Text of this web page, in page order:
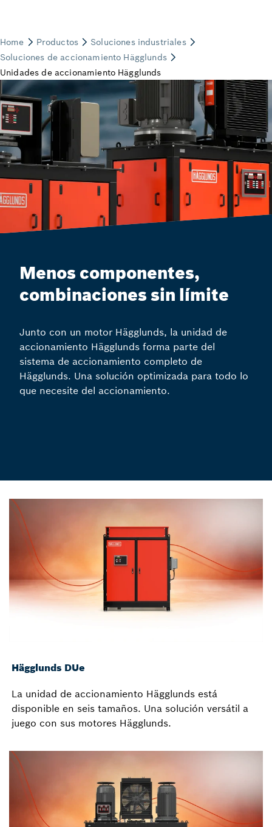
Menos componentes,
combinaciones sin límite
Junto con un motor Hägglunds, la unidad de
accionamiento Hägglunds forma parte del
sistema de accionamiento completo de
Hägglunds. Una solución optimizada para todo lo
que necesite del accionamiento.
Hägglunds DUe
La unidad de accionamiento Hägglunds está
disponible en seis tamaños. Una solución versátil a
juego con sus motores Hägglunds.